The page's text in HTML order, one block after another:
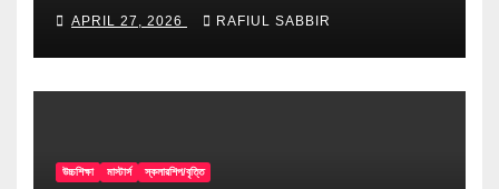
APRIL 27, 2026 RAFIUL SABBIR
উচ্চশিক্ষা মাস্টার্স স্কলারশিপ/বৃত্তি